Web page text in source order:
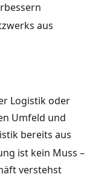
aus
Logistik oder
Umfeld und
bereits aus
ist kein Muss –
verstehst